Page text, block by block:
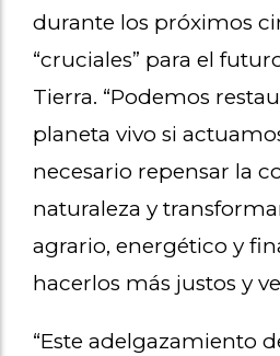
durante los próximos
“cruciales” para el
Tierra. “Podemos
planeta vivo si
necesario repensar la
naturaleza y
agrario, energético y
hacerlos más justos y
“Este adelgazamiento